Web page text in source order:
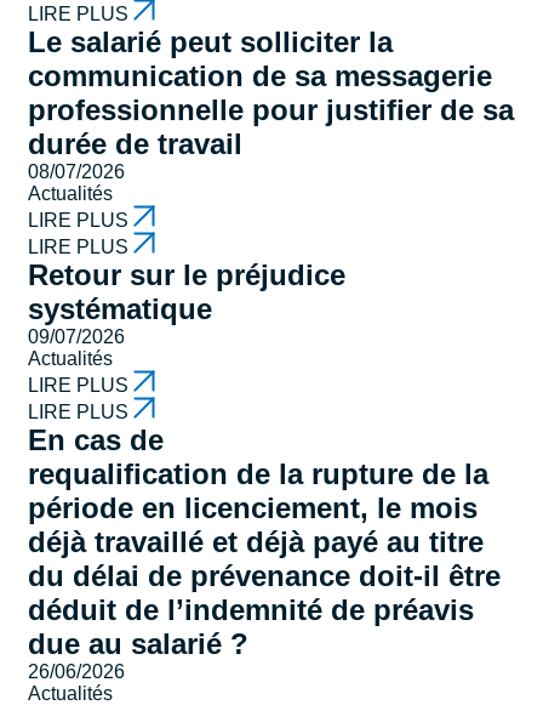
LIRE PLUS
Le salarié peut solliciter la
communication de sa messagerie
professionnelle pour justifier de sa
durée de travail
08/07/2026
Actualités
LIRE PLUS
LIRE PLUS
Retour sur le préjudice
systématique
09/07/2026
Actualités
LIRE PLUS
LIRE PLUS
En cas de
requalification de la rupture de la
période en licenciement, le mois
déjà travaillé et déjà payé au titre
du délai de prévenance doit-il être
déduit de l’indemnité de préavis
due au salarié ?
26/06/2026
Actualités